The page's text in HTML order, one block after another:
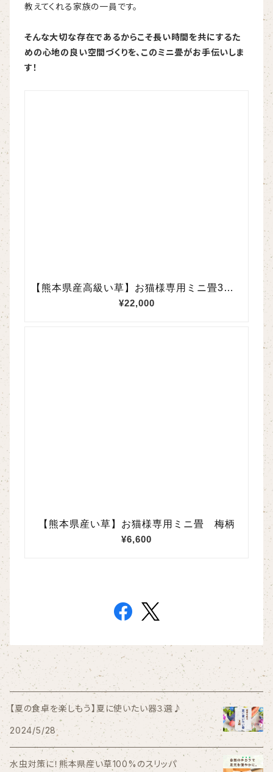
教えてくれる家族の一員です。
そんな大切な存在であるからこそ長い時間を共にするた
めの心地の良い空間づくりを、このミニ畳がお手伝いしま
す！
【夏の食卓を楽しもう】夏に使いたい器３選♪
2024/5/28
水虫対策に！熊本県産い草100%のスリッパ